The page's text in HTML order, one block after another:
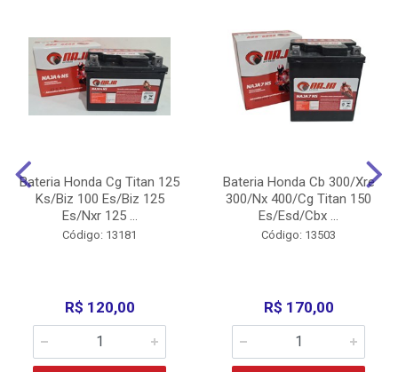
Bateria Honda Cg Titan 125
Ks/Biz 100 Es/Biz 125
Es/Nxr 125 ...
Código: 13181
R$ 120,00
Bateria Honda Cb 300/Xre
300/Nx 400/Cg Titan 150
Es/Esd/Cbx ...
Código: 13503
R$ 170,00